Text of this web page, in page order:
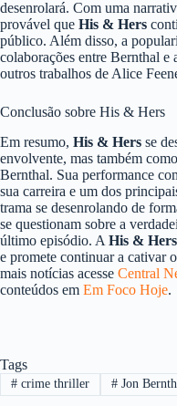
desenrolará. Com uma
provável que His & Hers
público. Além disso, a
colaborações entre Bernthal e
outros trabalhos de Alice
Conclusão sobre His & Hers
Em resumo, His & Hers se
envolvente, mas também
Bernthal. Sua performance
sua carreira e um dos
trama se desenrolando de
se questionam sobre a
último episódio. A His &
e promete continuar a cativar
mais notícias acesse Central
conteúdos em Em Foco Hoje.
Tags
#crime thriller #Jon